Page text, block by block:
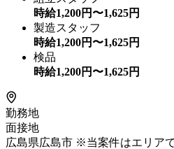
時給1,200円〜1,625円
製造スタッフ
時給1,200円〜1,625円
検品
時給1,200円〜1,625円
勤務地
面接地
広島県広島市 ※当案件はエリア